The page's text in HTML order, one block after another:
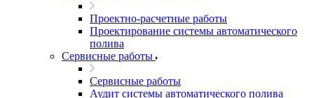
Проектно-расчетные работы
Проектирование системы автоматического
полива
Сервисные работы
Сервисные работы
Аудит системы автоматического полива